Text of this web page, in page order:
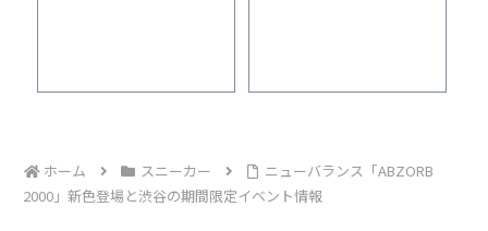
ホーム スニーカー
ニューバランス「ABZORB
2000」新色登場と渋谷の期間限定イベント情報